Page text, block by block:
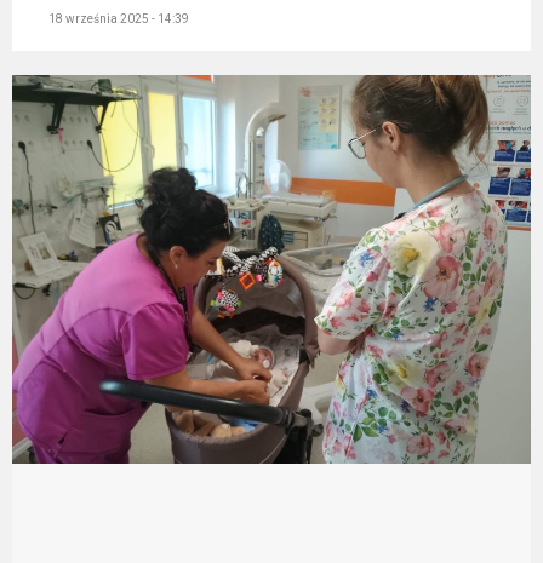
18 września 2025 - 14:39